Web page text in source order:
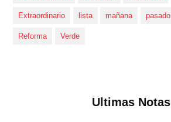
Extraordinario lista mañana pasado
Reforma Verde
Ultimas Notas